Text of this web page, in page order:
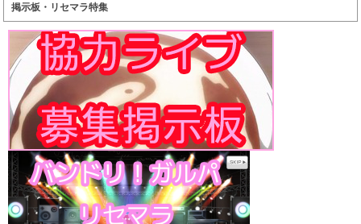
掲示板・リセマラ特集